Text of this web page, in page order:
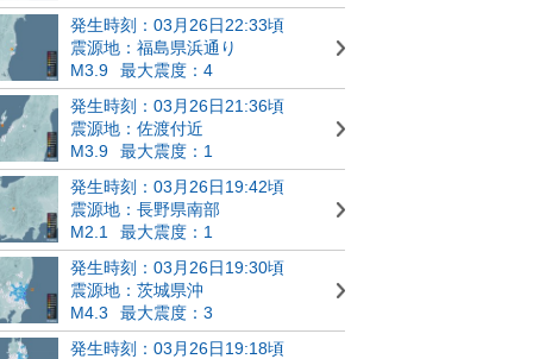
発生時刻：03月26日22:33頃
震源地：福島県浜通り
M3.9
最大震度：4
発生時刻：03月26日21:36頃
震源地：佐渡付近
M3.9
最大震度：1
発生時刻：03月26日19:42頃
震源地：長野県南部
M2.1
最大震度：1
発生時刻：03月26日19:30頃
震源地：茨城県沖
M4.3
最大震度：3
発生時刻：03月26日19:18頃